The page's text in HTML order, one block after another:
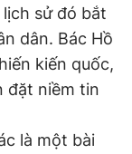
sử đó bắt
dân. Bác Hồ
kiến quốc,
đặt niềm tin
là một bài